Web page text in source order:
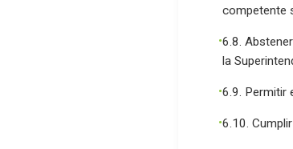
competente
6.8.
la
6.9. Permitir
6.10.